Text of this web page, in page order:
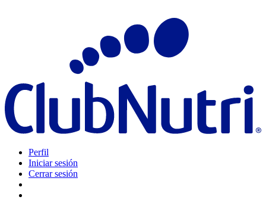
Perfil
Iniciar sesión
Cerrar sesión